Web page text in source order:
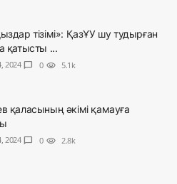
тізімі»: ҚазҰУ шу тудырған
қатысты ...
2024 chat_bubble 0 visibility 5.1k
қаласының әкімі қамауға
2024 chat_bubble 0 visibility 2.8k